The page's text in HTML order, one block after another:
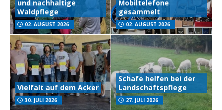
und nachhaltige
Waldpflege
02. AUGUST 2026
Mobiltelefone
gesammelt
02. AUGUST 2026
Vielfalt auf dem Acker
30. JULI 2026
Schafe helfen bei der
Landschaftspflege
27. JULI 2026